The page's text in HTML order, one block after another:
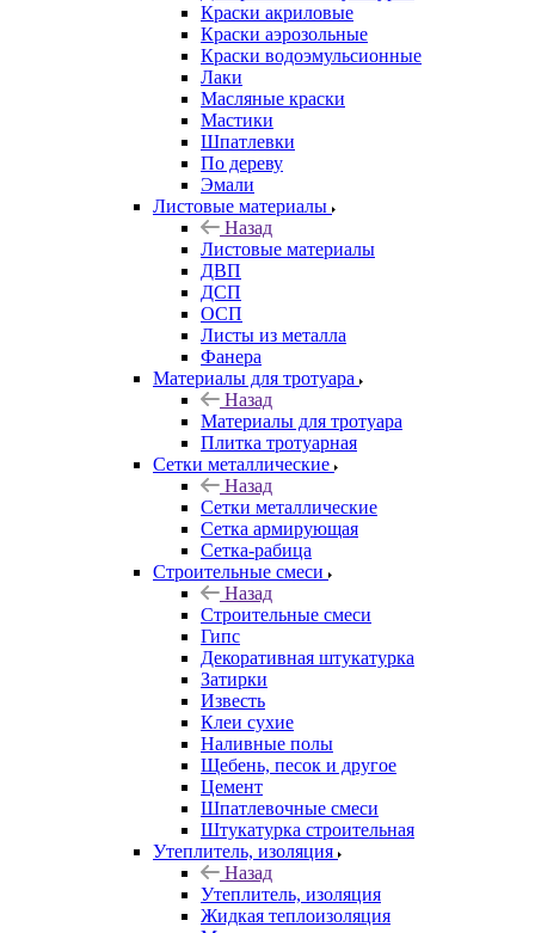
Краски акриловые
Краски аэрозольные
Краски водоэмульсионные
Лаки
Масляные краски
Мастики
Шпатлевки
По дереву
Эмали
Листовые материалы
Назад
Листовые материалы
ДВП
ДСП
ОСП
Листы из металла
Фанера
Материалы для тротуара
Назад
Материалы для тротуара
Плитка тротуарная
Сетки металлические
Назад
Сетки металлические
Сетка армирующая
Сетка-рабица
Строительные смеси
Назад
Строительные смеси
Гипс
Декоративная штукатурка
Затирки
Известь
Клеи сухие
Наливные полы
Щебень, песок и другое
Цемент
Шпатлевочные смеси
Штукатурка строительная
Утеплитель, изоляция
Назад
Утеплитель, изоляция
Жидкая теплоизоляция